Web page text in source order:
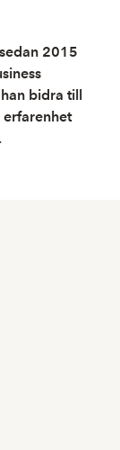
2015
bidra till
erfarenhet